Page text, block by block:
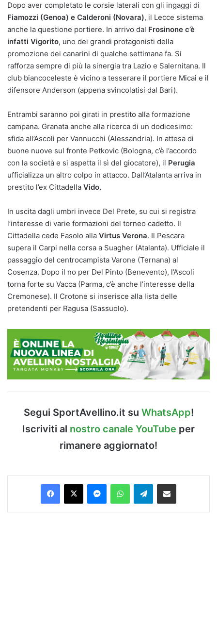
Dopo aver completato le corsie laterali con gli ingaggi di
Fiamozzi (Genoa) e Calderoni (Novara), il Lecce sistema
anche la questione portiere. In arrivo dal Frosinone c’è
infatti Vigorito, uno dei grandi protagonisti della
promozione dei canarini di qualche settimana fa. Si
rafforza sempre di più la sinergia tra Lazio e Salernitana. Il
club biancoceleste è vicino a tesserare il portiere Micai e il
difensore Anderson (appena svincolatisi dal Bari).
Entrambi saranno poi girati in prestito alla formazione
campana. Granata anche alla ricerca di un dodicesimo:
sfida all’Ascoli per Vannucchi (Alessandria). In attesa di
buone nuove sul fronte Petkovic (Bologna, c’è l’accordo
con la società e si aspetta il sì del giocatore), il Perugia
ufficializza un altro colpo in attacco. Dall’Atalanta arriva in
prestito l’ex Cittadella Vido.
In uscita dagli umbri invece Del Prete, su cui si registra
l’interesse di varie formazioni del torneo cadetto. Il
Cittadella cede Fasolo alla Virtus Verona. Il Pescara
supera il Carpi nella corsa a Suagher (Atalanta). Ufficiale il
passaggio del centrocampista Varone (Ternana) al
Cosenza. Dopo il no per Del Pinto (Benevento), l’Ascoli
torna forte su Vacca (Parma, c’è anche l’interesse della
Cremonese). Il Crotone si inserisce alla lista delle
pretendenti per Ragusa (Sassuolo).
Segui SportAvellino.it su WhatsApp!
Iscriviti al nostro canale YouTube per
rimanere aggiornato!
Facebook
X MessengerWhatsAppTelegramCondividi via Email